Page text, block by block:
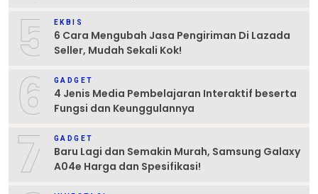
5 EKBIS
6 Cara Mengubah Jasa Pengiriman Di Lazada
Seller, Mudah Sekali Kok!
6 GADGET
4 Jenis Media Pembelajaran Interaktif beserta
Fungsi dan Keunggulannya
7 GADGET
Baru Lagi dan Semakin Murah, Samsung Galaxy
A04e Harga dan Spesifikasi!